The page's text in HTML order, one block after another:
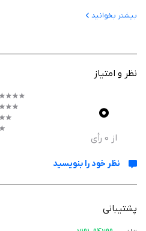
از طریق مپرا موقعیت لحظه‌ای خودرو،
به ردیاب را به سادگی مدیریت کنند. این
سرعت حرکت آن را بررسی کنند و به سوابق
باشند. همچنین امکان فعال‌سازی هشدارهای
بیشتر بخوانید
نظر و امتیاز
0
از 0 رأی
نظر خود را بنویسید
پشتیبانی